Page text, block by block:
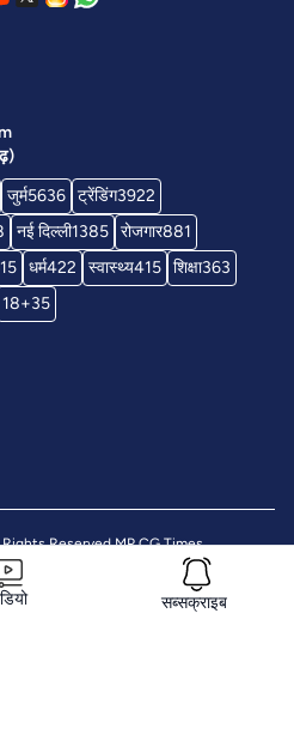
सब्सक्राइब
जुर्म5636 ट्रेंडिंग3922
नई दिल्ली1385 रोजगार881
धर्म422 स्वास्थ्य415 शिक्षा363
18+35
ReservedMP CG Times